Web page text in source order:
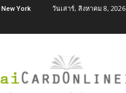
New York วันเสาร์, สิงหาคม 8, 2026
รดิต